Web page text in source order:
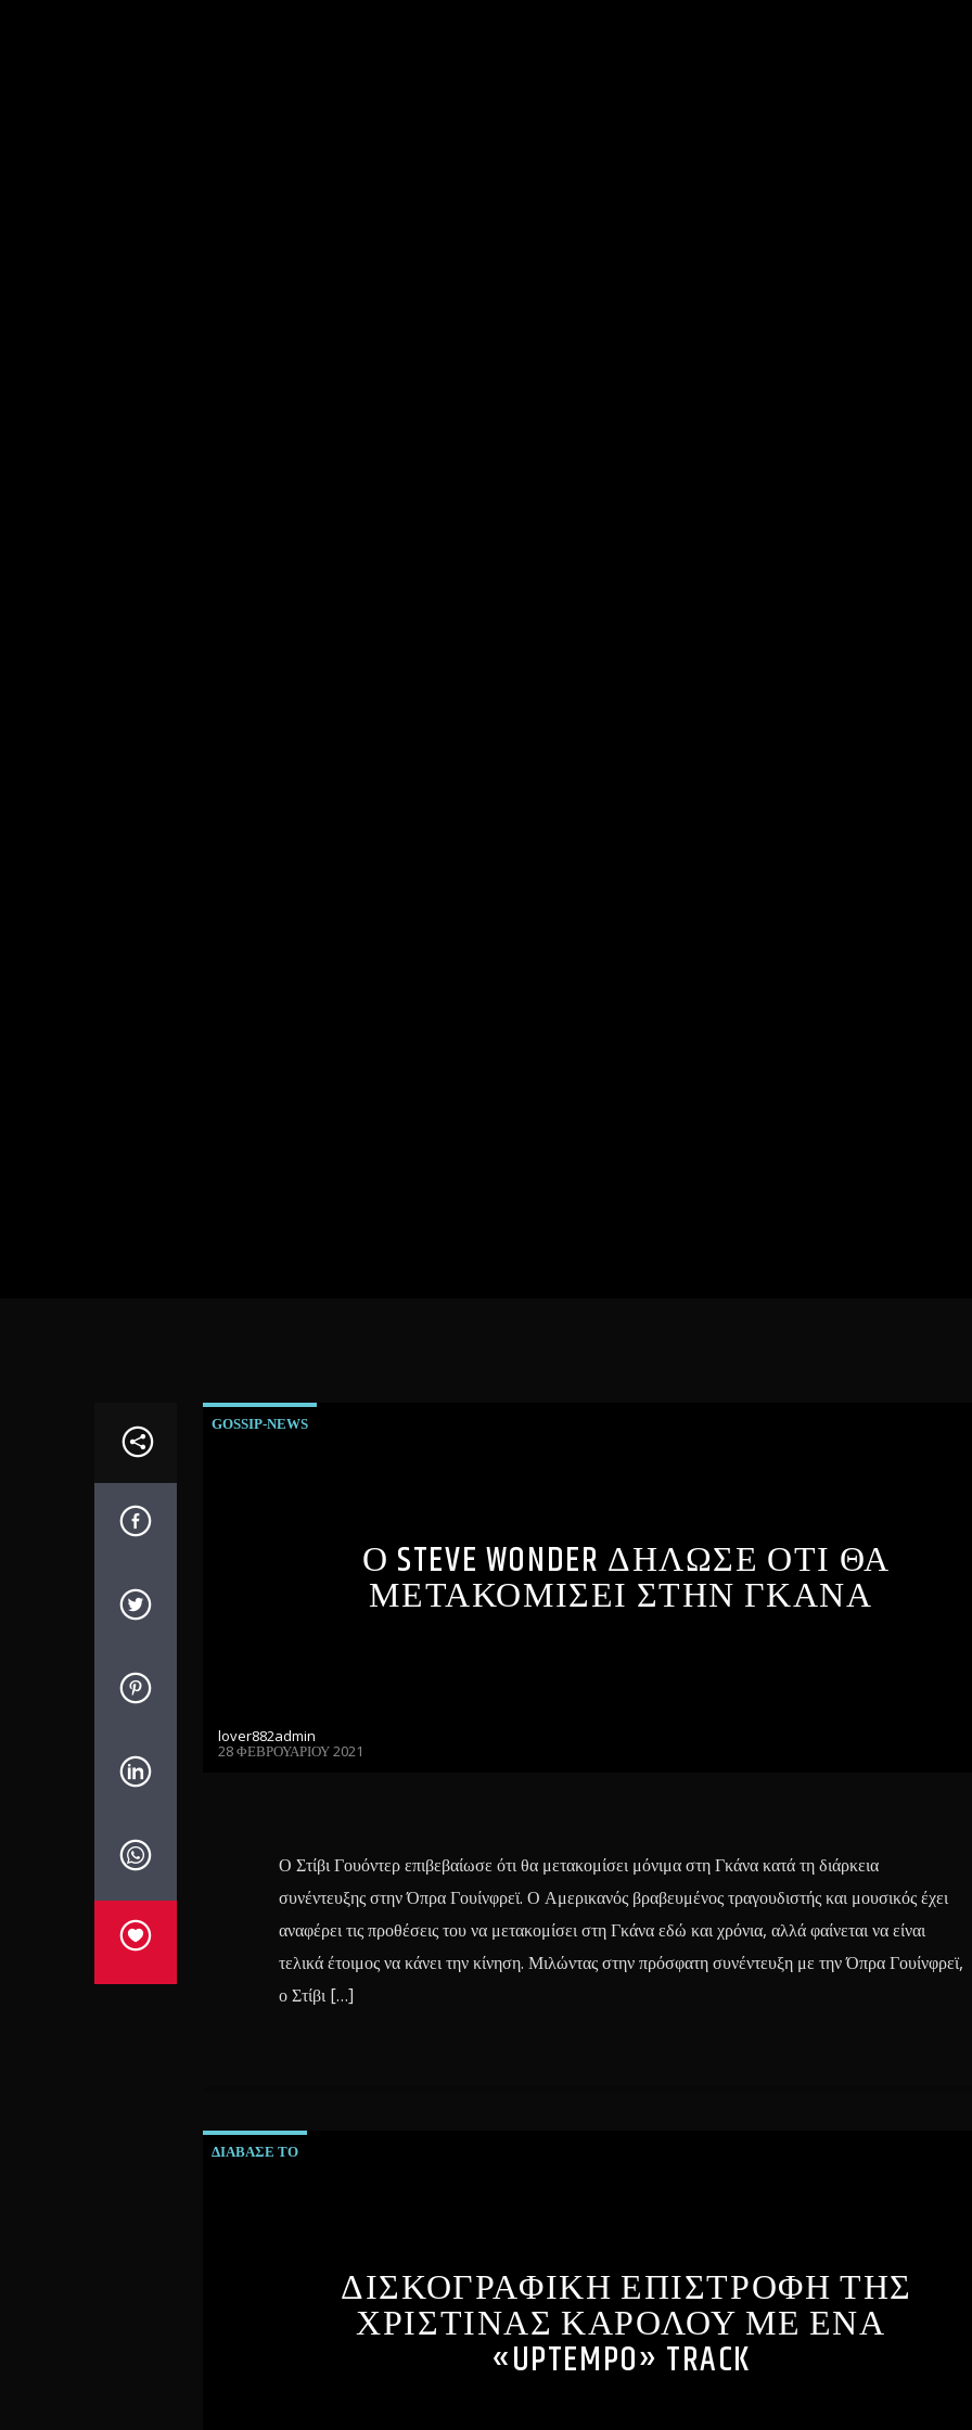
GOSSIP-NEWS
Ο STEVE WONDER ΔΗΛΩΣΕ ΟΤΙ ΘΑ
ΜΕΤΑΚΟΜΙΣΕΙ ΣΤΗΝ ΓΚΑΝΑ
lover882admin
28 ΦΕΒΡΟΥΑΡΊΟΥ 2021
Ο Στίβι Γουόντερ επιβεβαίωσε ότι θα μετακομίσει μόνιμα στη Γκάνα κατά τη διάρκεια
συνέντευξης στην Όπρα Γουίνφρεϊ. Ο Αμερικανός βραβευμένος τραγουδιστής και μουσικός έχει
αναφέρει τις προθέσεις του να μετακομίσει στη Γκάνα εδώ και χρόνια, αλλά φαίνεται να είναι
τελικά έτοιμος να κάνει την κίνηση. Μιλώντας στην πρόσφατη συνέντευξη με την Όπρα Γουίνφρεϊ,
ο Στίβι […]
ΔΙΑΒΑΣΕ ΤΟ
ΔΙΣΚΟΓΡΑΦΙΚΗ ΕΠΙΣΤΡΟΦΗ ΤΗΣ
ΧΡΙΣΤΙΝΑΣ ΚΑΡΟΛΟΥ ΜΕ ΕΝΑ
«UPTEMPO» TRACK